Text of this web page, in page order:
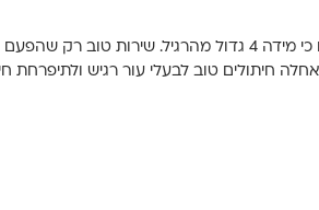
החתולים טובים סופגים נותנת לזה דרוג של 4 כוכבים כי מידה 4 גדול
חיתולים טוב לבעלי עור רגיש ולתיפרחת